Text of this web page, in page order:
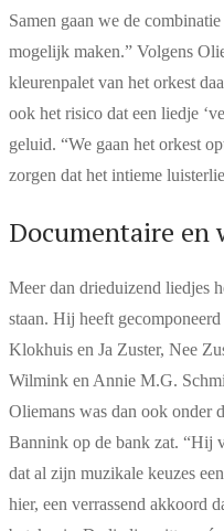
Samen gaan we de
mogelijk maken.” Volgens
kleurenpalet van het orkest
ook het risico dat een liedje
geluid. “We gaan het orkest
zorgen dat het intieme
Documentaire en
Meer dan drieduizend liedjes
staan. Hij heeft
Klokhuis en Ja Zuster, Nee
Wilmink en Annie M.G.
Oliemans was dan ook onder
Bannink op de bank zat. “Hij
dat al zijn muzikale keuzes
hier, een verrassend akkoord